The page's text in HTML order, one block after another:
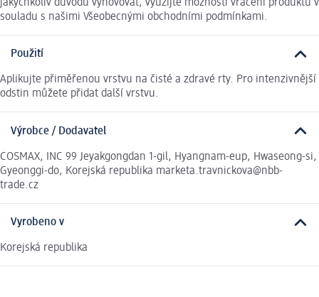
jakýchkoliv důvodů vyhovovat, využijte možnosti vrácení produktu v
souladu s našimi Všeobecnými obchodními podmínkami.
Použití
Aplikujte přiměřenou vrstvu na čisté a zdravé rty. Pro intenzivnější
odstin můžete přidat další vrstvu.
Výrobce / Dodavatel
COSMAX, INC 99 Jeyakgongdan 1-gil, Hyangnam-eup, Hwaseong-si,
Gyeonggi-do, Korejská republika marketa.travnickova@nbb-
trade.cz
Vyrobeno v
Korejská republika